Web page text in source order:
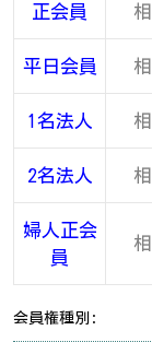
正会員
平日会員
1名法人
2名法人
婦人正会
員
会員権種別: